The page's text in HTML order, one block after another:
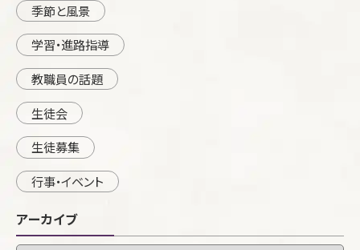
季節と風景
学習・進路指導
教職員の話題
生徒会
生徒募集
行事・イベント
アーカイブ